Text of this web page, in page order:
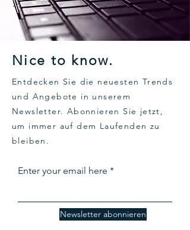
Nice to know.
Entdecken Sie die neuesten Trends
und Angebote in unserem
Newsletter. Abonnieren Sie jetzt,
um immer auf dem Laufenden zu
bleiben.
Enter your email here
Newsletter abonnieren